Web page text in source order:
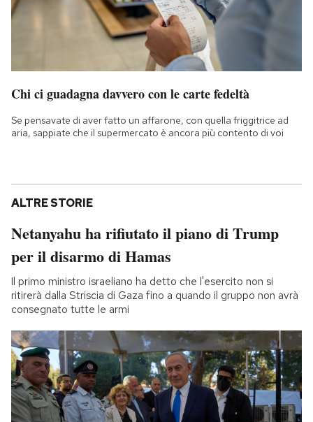
Chi ci guadagna davvero con le carte fedeltà
Se pensavate di aver fatto un affarone, con quella friggitrice ad
aria, sappiate che il supermercato è ancora più contento di voi
ALTRE STORIE
Netanyahu ha rifiutato il piano di Trump
per il disarmo di Hamas
Il primo ministro israeliano ha detto che l'esercito non si
ritirerà dalla Striscia di Gaza fino a quando il gruppo non avrà
consegnato tutte le armi